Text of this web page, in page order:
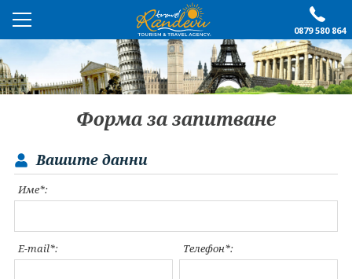
0879 580 864
ПРЕПОРЪЧАНО
ЕКСКУРЗИИ
ПОЧИВКИ
ОЩЕ
Контакти
Условия за записване
Политика за лични
Документи
Форма за запитване
Вашите данни
Име*:
E-mail*: Телефон*: